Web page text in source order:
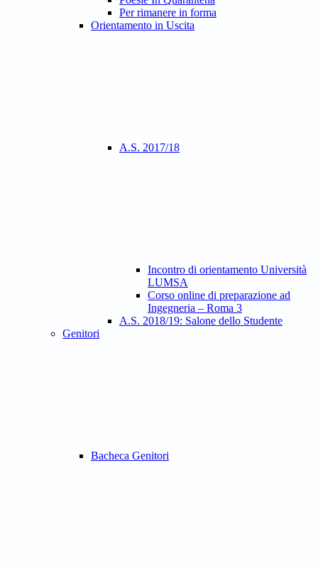
Per rimanere in forma
Orientamento in Uscita
A.S. 2017/18
Incontro di orientamento Università
LUMSA
Corso online di preparazione ad
Ingegneria – Roma 3
A.S. 2018/19: Salone dello Studente
Genitori
Bacheca Genitori